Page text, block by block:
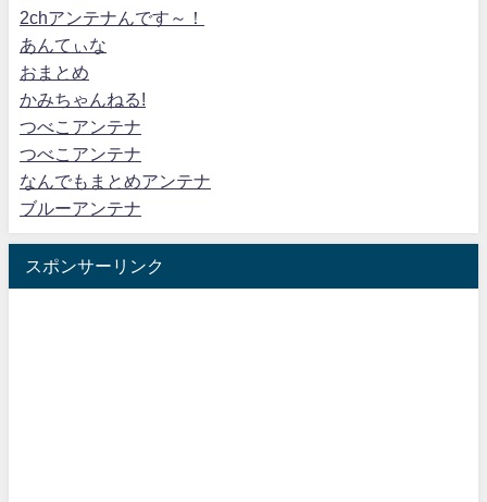
2chアンテナんです～！
あんてぃな
おまとめ
かみちゃんねる!
つべこアンテナ
つべこアンテナ
なんでもまとめアンテナ
ブルーアンテナ
スポンサーリンク